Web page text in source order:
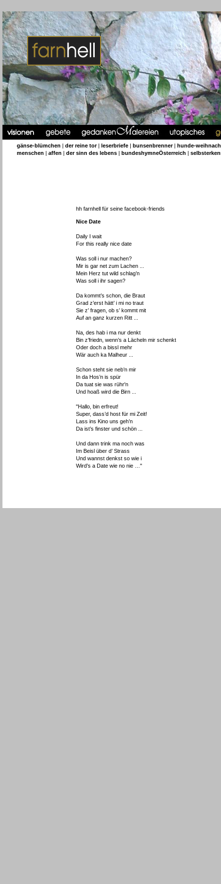
gänse-blümchen |der reine tor|leserbriefe |bunsenbrenner|hunde-
menschen |affen |der sinn des lebens |bundeshymneÖsterreich |
hh farnhell für seine facebook-friends
Nice Date
Daily I wait
For this really nice date
Was soll i nur machen?
Mir is gar net zum Lachen ...
Mein Herz tut wild schlag’n
Was soll i ihr sagen?
Da kommt’s schon, die Braut
Grad z’erst hätt’ i mi no traut
Sie z’ fragen, ob s’ kommt mit
Auf an ganz kurzen Ritt ...
Na, des hab i ma nur denkt
Bin z’friedn, wenn’s a Lächeln mir schenkt
Oder doch a bissl mehr
Wär auch ka Malheur ...
Schon steht sie neb’n mir
In da Hos’n is spür
Da tuat sie was rühr'n
Und hoaß wird die Birn ...
"Hallo, bin erfreut!
Super, dass’d host für mi Zeit!
Lass ins Kino uns geh’n
Da ist’s finster und schön ...
Und dann trink ma noch was
Im Beisl über d’ Strass
Und wannst denkst so wie i
Wird’s a Date wie no nie …"